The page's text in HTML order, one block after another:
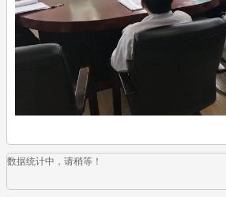
数据统计中，请稍等！